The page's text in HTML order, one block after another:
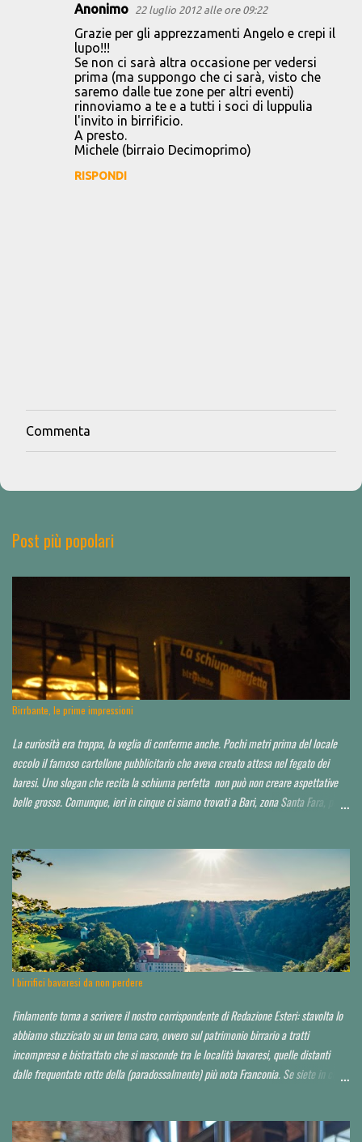
Anonimo 22 luglio 2012 alle ore 09:22
Grazie per gli apprezzamenti Angelo e crepi il
lupo!!!
Se non ci sarà altra occasione per vedersi
prima (ma suppongo che ci sarà, visto che
saremo dalle tue zone per altri eventi)
rinnoviamo a te e a tutti i soci di luppulia
l'invito in birrificio.
A presto.
Michele (birraio Decimoprimo)
RISPONDI
P
o
a
c
o
m
o
Commenta
Post più popolari
Birrbante, le prime impressioni
La curiosità era troppa, la voglia di conferme anche. Pochi metri prima del locale
eccolo il famoso cartellone pubblicitario che aveva creato attesa nel fegato dei
baresi. Uno slogan che recita la schiuma perfetta non può non creare aspettative
belle grosse. Comunque, ieri in cinque ci siamo trovati a Bari, zona Santa Fara, per
invito o conoscenza. Noi, non so in che modo, ma ce l'abbiamo fatta ad impietosire
qualcuno. Non abbiamo potuto capire neppure chi fosse il titolare, il birraio, il
proprietario, il socio...d'altro canto la serata non era quella ideale. Avrei voluto
approfondire. Locale molto grande, credo sui 200 coperti. Idea di ristorazione
leggera, niente di esagerato seppur dall'aspetto chic o "chiccoso". Arredamento in
stile moderno, niente panche appiccicose, banconi. Niente che pia...
I birrifici bavaresi da non perdere
Finlamente torna a scrivere il nostro corrispondente di Redazione Esteri: stavolta lo
abbiamo stuzzicato su un tema caro, ovvero sul patrimonio birrario a tratti
incompreso e bistrattato che si nasconde tra le località bavaresi, quelle distanti
dalle frequentate rotte della (paradossalmente) più nota Franconia. Se siete in cerca
approfondire nei prossimi anni. Partiamo da un assunto: a saper scegliere, in Baviera